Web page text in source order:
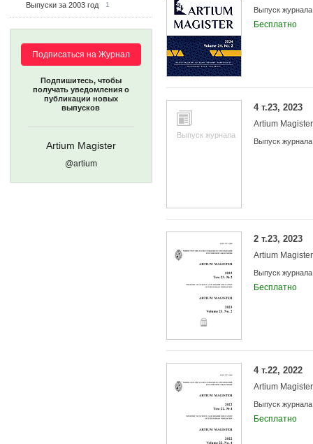
Выпуски за 2003 год 1
Подписаться на Журнал
Подпишитесь, чтобы
получать уведомления о
публикации новых
выпусков
Artium Magister
@artium
Выпуск журнала
Бесплатно
Выпуск журнала
4 т.23, 2023
Artium Magister
Выпуск журнала
2 т.23, 2023
Artium Magister
Выпуск журнала
Бесплатно
4 т.22, 2022
Artium Magister
Выпуск журнала
Бесплатно